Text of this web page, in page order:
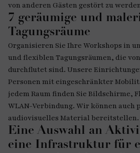
von anderen Gästen gestört zu
7 geräumige und
Tagungsräume
Organisieren Sie Ihre Workshops in
und flexiblen Tagungsräumen, die
durchflutet sind. Unsere
Personen mit eingeschränkter
jedem Raum finden Sie Bildschirme,
WLAN-Verbindung. Wir können auch
audiovisuelles Material bereitstellen.
Eine Auswahl an
eine Infrastruktur für